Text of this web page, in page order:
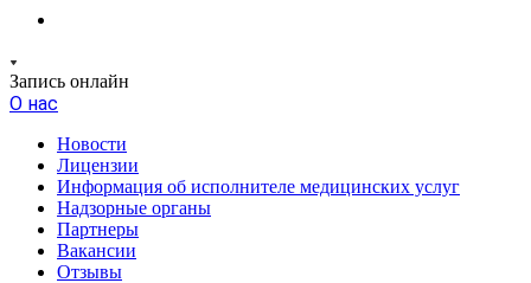
Запись онлайн
О нас
Новости
Лицензии
Информация об исполнителе медицинских услуг
Надзорные органы
Партнеры
Вакансии
Отзывы